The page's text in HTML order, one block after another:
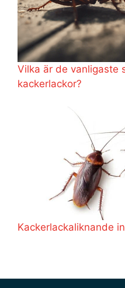
Vilka är de vanligaste
kackerlackor?
Kackerlackaliknande